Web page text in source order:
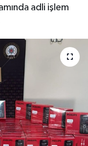
adli işlem